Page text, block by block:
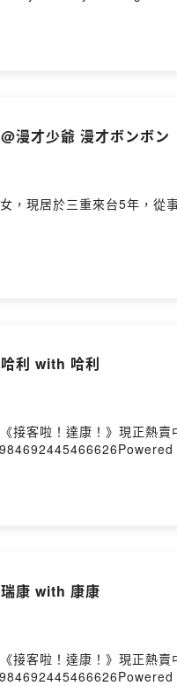
#44 奮起吧！三木奮！ @漫才少爺 漫才ボンボン ​
，現居於三重來台5年，
利 with 哈利
接客啦！達康！》現正
康 with 康康
接客啦！達康！》現正